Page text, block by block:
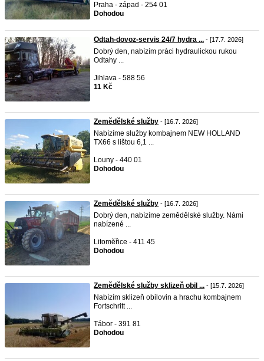
Praha - západ - 254 01
Dohodou
Odtah-dovoz-servis 24/7 hydra ... - [17.7. 2026]
Dobrý den, nabízím práci hydraulickou rukou
Odtahy ...
Jihlava - 588 56
11 Kč
Zemědělské služby - [16.7. 2026]
Nabízíme služby kombajnem NEW HOLLAND
TX66 s lištou 6,1 ...
Louny - 440 01
Dohodou
Zemědělské služby - [16.7. 2026]
Dobrý den, nabízíme zemědělské služby. Námi
nabízené ...
Litoměřice - 411 45
Dohodou
Zemědělské služby sklizeň obil ... - [15.7. 2026]
Nabízím sklizeň obilovin a hrachu kombajnem
Fortschritt ...
Tábor - 391 81
Dohodou